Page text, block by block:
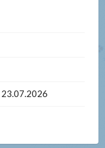
23.07.2026